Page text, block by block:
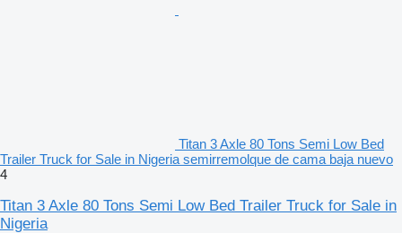
Titan 3 Axle 80 Tons Semi Low Bed
Trailer Truck for Sale in Nigeria semirremolque de cama baja nuevo
4
Titan 3 Axle 80 Tons Semi Low Bed Trailer Truck for Sale in
Nigeria